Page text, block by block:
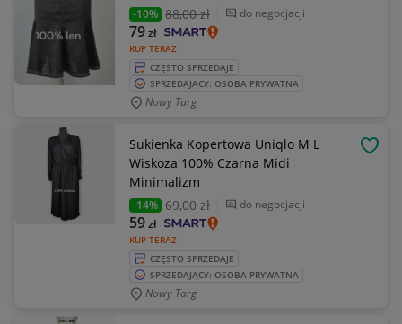
-10% 88,00 zł do negocjacji
KUP TERAZ
79zł
CZĘSTO SPRZEDAJE
SPRZEDAJĄCY: OSOBA PRYWATNA
Nowy Targ
Sukienka Kopertowa Uniqlo M L
Wiskoza 100% Czarna Midi
Minimalizm
-14% 69,00 zł do negocjacji
KUP TERAZ
59zł
CZĘSTO SPRZEDAJE
SPRZEDAJĄCY: OSOBA PRYWATNA
Nowy Targ